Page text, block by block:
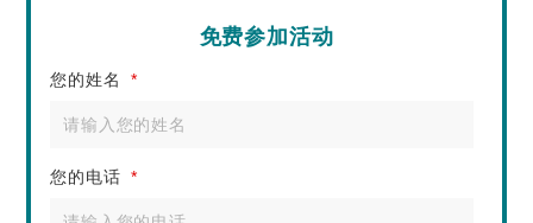
免费参加活动
您的姓名 *
您的电话 *